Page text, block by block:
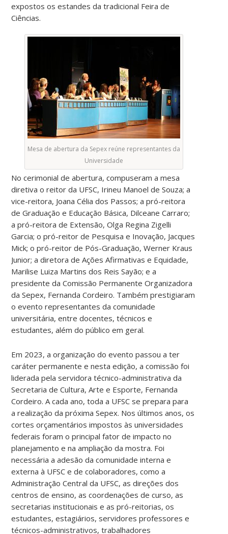
expostos os estandes da tradicional Feira de
Ciências.
Mesa de abertura da Sepex reúne representantes da
Universidade
No cerimonial de abertura, compuseram a mesa
diretiva o reitor da UFSC, Irineu Manoel de Souza; a
vice-reitora, Joana Célia dos Passos; a pró-reitora
de Graduação e Educação Básica, Dilceane Carraro;
a pró-reitora de Extensão, Olga Regina Zigelli
Garcia; o pró-reitor de Pesquisa e Inovação, Jacques
Mick; o pró-reitor de Pós-Graduação, Werner Kraus
Junior; a diretora de Ações Afirmativas e Equidade,
Marilise Luiza Martins dos Reis Sayão; e a
presidente da Comissão Permanente Organizadora
da Sepex, Fernanda Cordeiro. Também prestigiaram
o evento representantes da comunidade
universitária, entre docentes, técnicos e
estudantes, além do público em geral.
Em 2023, a organização do evento passou a ter
caráter permanente e nesta edição, a comissão foi
liderada pela servidora técnico-administrativa da
Secretaria de Cultura, Arte e Esporte, Fernanda
Cordeiro. A cada ano, toda a UFSC se prepara para
a realização da próxima Sepex. Nos últimos anos, os
cortes orçamentários impostos às universidades
federais foram o principal fator de impacto no
planejamento e na ampliação da mostra. Foi
necessária a adesão da comunidade interna e
externa à UFSC e de colaboradores, como a
Administração Central da UFSC, as direções dos
centros de ensino, as coordenações de curso, as
secretarias institucionais e as pró-reitorias, os
estudantes, estagiários, servidores professores e
técnicos-administrativos, trabalhadores